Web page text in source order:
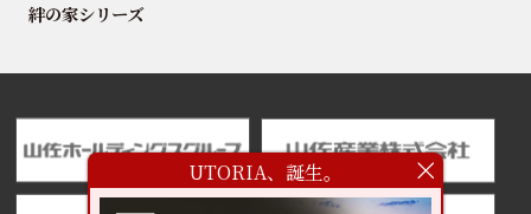
絆の家シリーズ
UTORIA、誕生。